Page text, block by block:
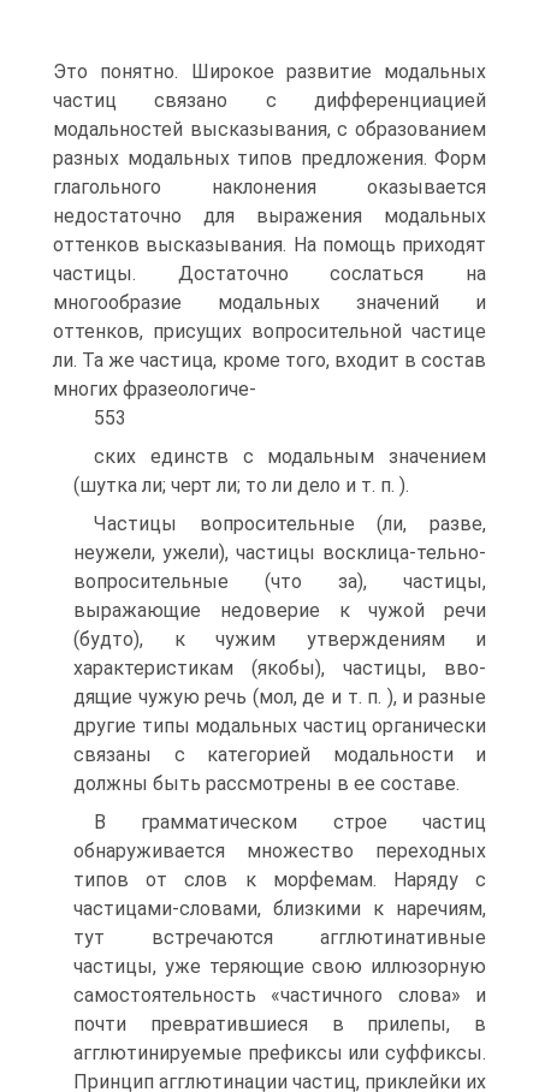
Это понятно. Ши­рокое развитие модальных
частиц связано с дифференциацией
модальностей высказывания, с образованием
разных модальных типов предложения. Форм
глагольного наклонения оказывается
недостаточно для выражения модальных
оттенков высказывания. На помощь приходят
частицы. Достаточно сослаться на
многообразие модальных значений и
оттенков, присущих вопросительной частице
ли. Та же частица, кроме того, входит в состав
многих фразеологиче-
553
ских единств с модальным значением
(шутка ли; черт ли; то ли дело и т. п. ).
Частицы вопросительные (ли, разве,
неужели, ужели), частицы восклица-тельно-
вопросительные (что за), частицы,
выражающие недоверие к чужой речи
(будто), к чужим утверждениям и
характеристикам (якобы), частицы, вво­
дящие чужую речь (мол, де и т. п. ), и разные
другие типы модальных частиц органически
связаны с категорией модальности и
должны быть рассмотрены в ее составе.
В грамматическом строе частиц
обнаруживается множество переходных
типов от слов к морфемам. Наряду с
частицами-словами, близкими к наре­чиям,
тут встречаются агглютинативные
частицы, уже теряющие свою иллю­зорную
самостоятельность «частичного слова» и
почти превратившиеся в прилепы, в
агглютинируемые префиксы или суффиксы.
Принцип агглютина­ции частиц, приклейки их